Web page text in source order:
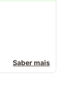
Saber mais